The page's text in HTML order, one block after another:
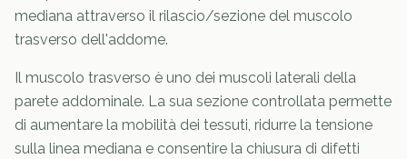
mediana attraverso il rilascio/sezione del muscolo
trasverso dell'addome.
Il muscolo trasverso è uno dei muscoli laterali della
parete addominale. La sua sezione controllata permette
di aumentare la mobilità dei tessuti, ridurre la tensione
sulla linea mediana e consentire la chiusura di difetti